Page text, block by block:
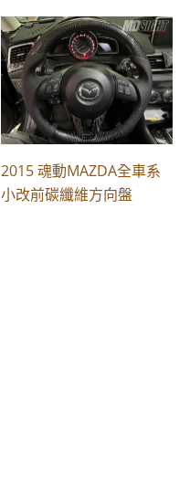
2015 魂動MAZDA全車系
小改前碳纖維方向盤